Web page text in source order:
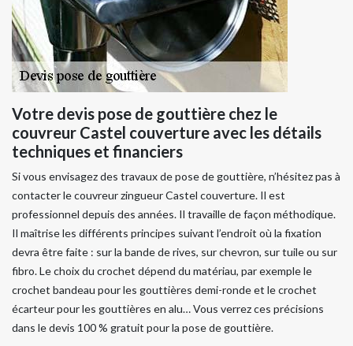
Votre devis pose de gouttière chez le
couvreur Castel couverture avec les détails
techniques et financiers
Si vous envisagez des travaux de pose de gouttière, n’hésitez pas à
contacter le couvreur zingueur Castel couverture. Il est
professionnel depuis des années. Il travaille de façon méthodique.
Il maîtrise les différents principes suivant l’endroit où la fixation
devra être faite : sur la bande de rives, sur chevron, sur tuile ou sur
fibro. Le choix du crochet dépend du matériau, par exemple le
crochet bandeau pour les gouttières demi-ronde et le crochet
écarteur pour les gouttières en alu… Vous verrez ces précisions
dans le devis 100 % gratuit pour la pose de gouttière.